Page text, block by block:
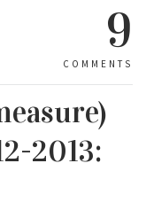
9
COMMENTS
2013: